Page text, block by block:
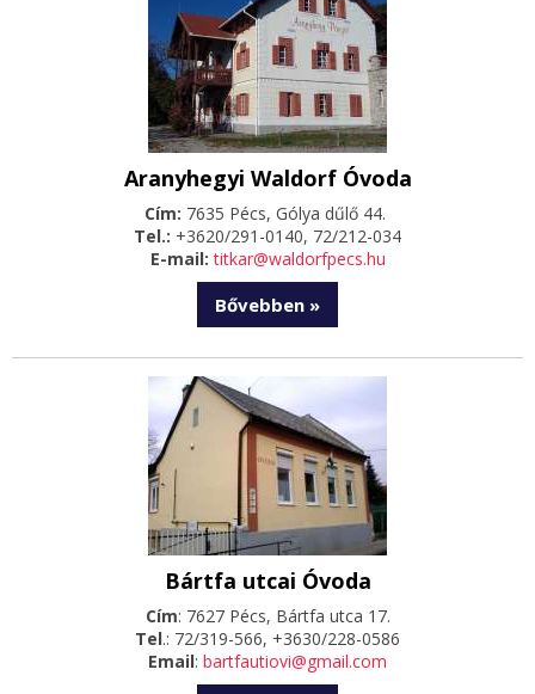
Aranyhegyi Waldorf Óvoda
Cím: 7635 Pécs, Gólya dűlő 44.
Tel.: +3620/291-0140, 72/212-034
E-mail: titkar@waldorfpecs.hu
Bővebben »
Bártfa utcai Óvoda
Cím: 7627 Pécs, Bártfa utca 17.
Tel.: 72/319-566, +3630/228-0586
Email: bartfautiovi@gmail.com